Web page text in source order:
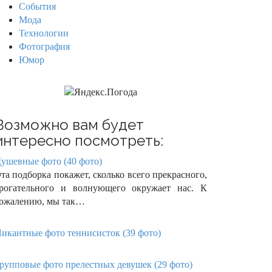
События
Мода
Технологии
Фотография
Юмор
вам будет
посмотреть:
фото (40 фото)
подборка покажет, сколько всего прекрасного,
и волнующего окружает нас. К
мы так…
фото теннисисток (39 фото)
фото прелестных девушек (29 фото)